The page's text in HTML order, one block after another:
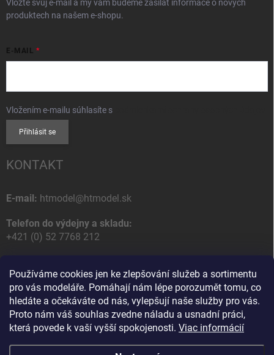
Používáme cookies jen ke zlepšování služeb a sortimentu
pro vás modeláře. Pomáhají nám lépe porozumět tomu, co
hledáte a očekáváte od nás, vylepšují naše služby pro vás.
Proto nám váš souhlas zvedne náladu a usnadní práci,
která povede k vaší vyšší spokojenosti. Viac informácií
Vložte svůj e-mail a my vám budeme zasílat informace o nových
produktech na našem e-shopu.
E-MAIL
Vložením e-mailu súhlasíte s
Přihlásit se
KONTAKT
E-mail: htmodel@htmodel.sk
Telefon do výdejny a skladu:
+421 (0) 52 7768 212
HT model
Na letisko 49
058 01 Poprad
Slovenská Republika